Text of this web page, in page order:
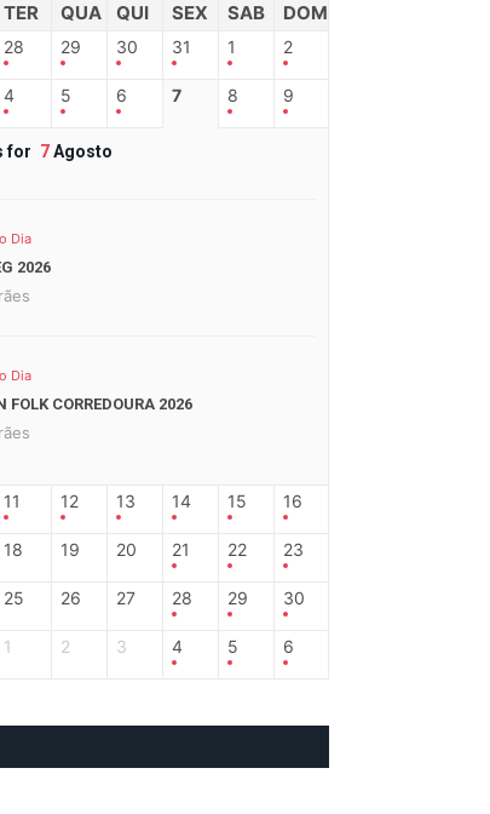
TER QUA QUI SEX SAB DOM
28 29 30 31 1 2
4 5 6 7 8 9
for 7Agosto
Dia
2026
Dia
FOLK CORREDOURA 2026
11 12 13 14 15 16
18 19 20 21 22 23
25 26 27 28 29 30
1 2 3 4 5 6